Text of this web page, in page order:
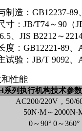
制造：GB12237-89
寸：JB/T74～90（
、JIS B2212～
度：GB12221-89、
试验：JB/T 9092、
性能
系列执行机构技术参数
AC200/220V，50/
50N·M～
0～90° 0～360°